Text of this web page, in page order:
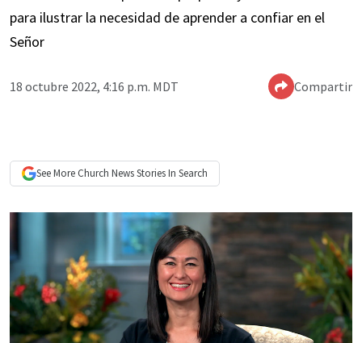
para ilustrar la necesidad de aprender a confiar en el
Señor
18 octubre 2022, 4:16 p.m. MDT Compartir
See More Church NewsStories In Search